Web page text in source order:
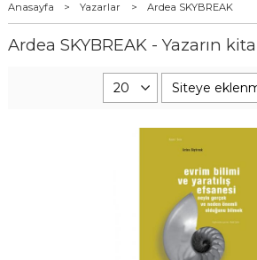
Anasayfa > Yazarlar > Ardea SKYBREAK
Ardea SKYBREAK - Yazarın